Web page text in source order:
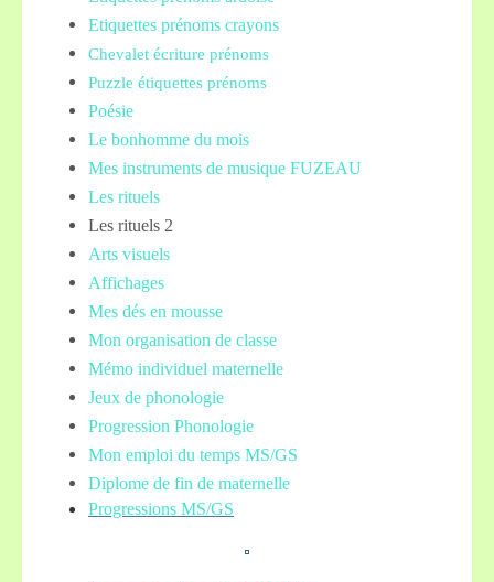
Etiquettes prénoms crayons
Chevalet écriture prénoms
Puzzle étiquettes prénoms
Poésie
Le bonhomme du mois
Mes instruments de musique FUZEAU
Les rituels
Les rituels 2
Arts visuels
Affichages
Mes dés en mousse
Mon organisation de classe
Mémo individuel maternelle
Jeux de phonologie
Progression Phonologie
Mon emploi du temps MS/GS
Diplome de fin de maternelle
Progressions MS/GS